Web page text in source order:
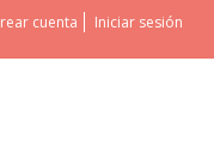
cuenta Iniciar sesión